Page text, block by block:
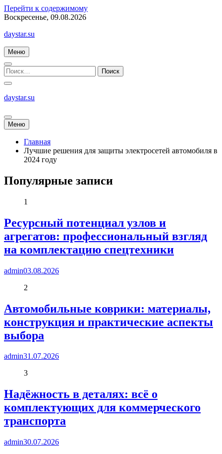
Перейти к содержимому
Воскресенье, 09.08.2026
daystar.su
Меню
daystar.su
Меню
Главная
Лучшие решения для защиты электросетей автомобиля в
2024 году
Популярные записи
1
Ресурсный потенциал узлов и
агрегатов: профессиональный взгляд
на комплектацию спецтехники
admin03.08.2026
2
Автомобильные коврики: материалы,
конструкция и практические аспекты
выбора
admin31.07.2026
3
Надёжность в деталях: всё о
комплектующих для коммерческого
транспорта
admin30.07.2026